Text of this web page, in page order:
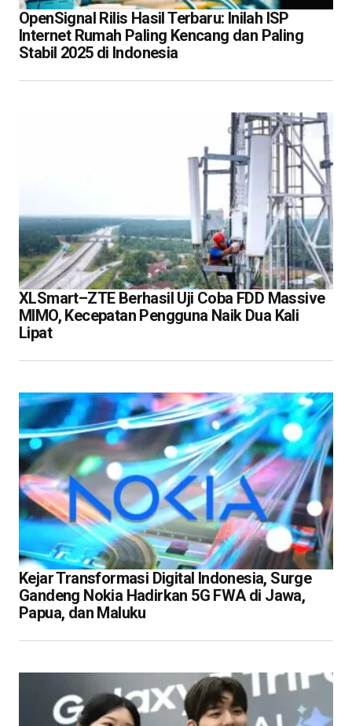
OpenSignal Rilis Hasil Terbaru: Inilah ISP
Internet Rumah Paling Kencang dan Paling
Stabil 2025 di Indonesia
XLSmart–ZTE Berhasil Uji Coba FDD Massive
MIMO, Kecepatan Pengguna Naik Dua Kali
Lipat
Kejar Transformasi Digital Indonesia, Surge
Gandeng Nokia Hadirkan 5G FWA di Jawa,
Papua, dan Maluku